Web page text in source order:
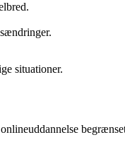
situationer.